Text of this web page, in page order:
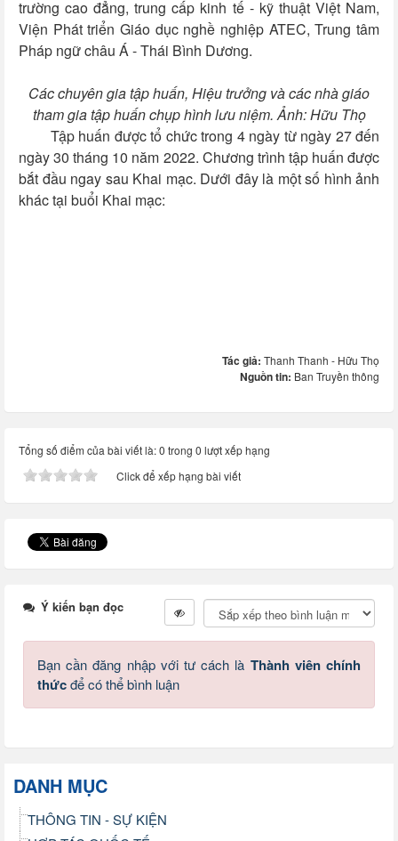
trường cao đẳng, trung cấp kinh tế - kỹ thuật Việt Nam,
Viện Phát triển Giáo dục nghề nghiệp ATEC, Trung tâm
Pháp ngữ châu Á - Thái Bình Dương.
Các chuyên gia tập huấn, Hiệu trưởng và các nhà giáo
tham gia tập huấn chụp hình lưu niệm. Ảnh: Hữu Thọ
Tập huấn được tổ chức trong 4 ngày từ ngày 27 đến
ngày 30 tháng 10 năm 2022. Chương trình tập huấn được
bắt đầu ngay sau Khai mạc. Dưới đây là một số hình ảnh
khác tại buổi Khai mạc:
Tác giả: Thanh Thanh - Hữu Thọ
Nguồn tin: Ban Truyền thông
Tổng số điểm của bài viết là: 0 trong 0 lượt xếp hạng
Click để xếp hạng bài viết
Ý kiến bạn đọc
Bạn cần đăng nhập với tư cách là Thành viên chính
thứcđể có thể bình luận
DANH MỤC
THÔNG TIN - SỰ KIỆN